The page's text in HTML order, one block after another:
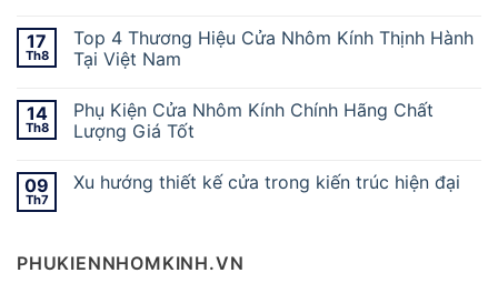
17
Th8
Top 4 Thương Hiệu Cửa Nhôm Kính Thịnh Hành
Tại Việt Nam
14
Th8
Phụ Kiện Cửa Nhôm Kính Chính Hãng Chất
Lượng Giá Tốt
09
Th7
Xu hướng thiết kế cửa trong kiến trúc hiện đại
PHUKIENNHOMKINH.VN